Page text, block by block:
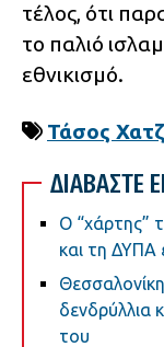
τέλος, ότι
το παλιό
εθνικισμό.
Τάσος
ΔΙΑΒΑΣΤΕ
Ο “χάρτης”
και τη ΔΥΠΑ
δενδρύλλια
του